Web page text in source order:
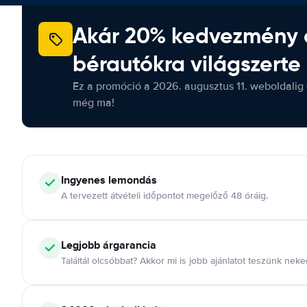
Akár 20% kedvezmény
bérautókra világszerte
Ez a promóció a 2026. augusztus 11.
még ma!
Ingyenes lemondás
A tervezett átvételi időpontot megelőző 48 óráig.
Legjobb árgarancia
Találtál olcsóbbat? Akkor mi is jobb ajánlatot teszünk